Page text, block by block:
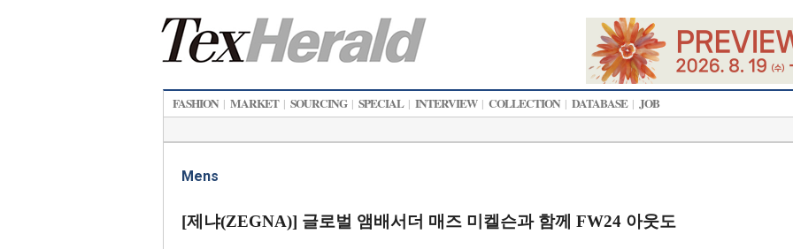
FASHION | MARKET | SOURCING | SPECIAL | INTERVIEW | COLLECTION | DATABASE | JOB
Mens
[제냐(ZEGNA)] 글로벌 앰배서더 매즈 미켈슨과 함께 FW24 아웃도